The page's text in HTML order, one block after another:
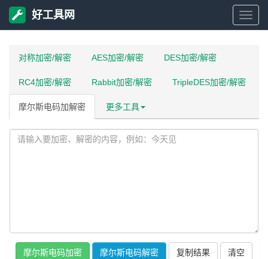
好
具
好工具网
对称加密/解密 AES加密/解密 DES加密/解密
RC4加密/解密 Rabbit加密/解密 TripleDES加密/解密
摩尔斯电码加解密 更多工具
摩尔斯电码加密 摩尔斯电码解密 复制结果 清空